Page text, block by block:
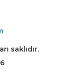
saklıdır.